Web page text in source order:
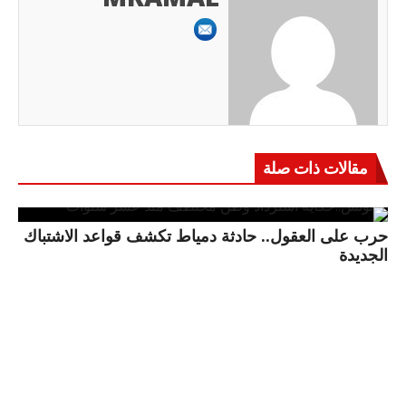
مقالات ذات صلة
حرب على العقول.. حادثة دمياط تكشف قواعد الاشتباك
الجديدة